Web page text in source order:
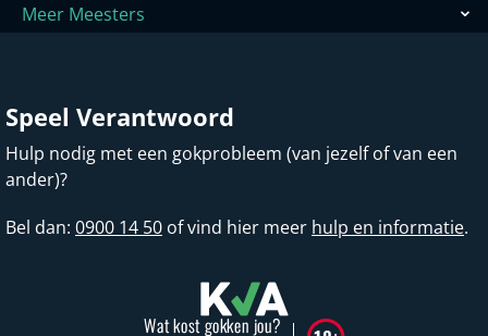
Meer Meesters
Speel Verantwoord
Hulp nodig met een gokprobleem (van jezelf of van een
ander)?
Bel dan: 0900 14 50 of vind hier meer hulp en informatie.